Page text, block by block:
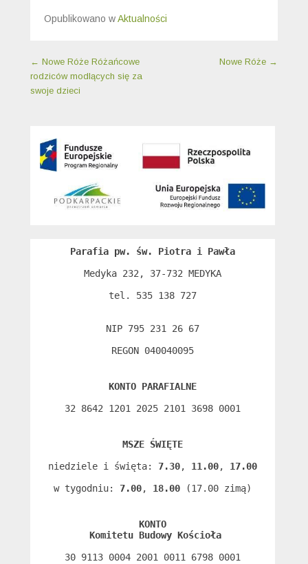
Opublikowano wAktualności
Nawigacja wpisu
← Nowe Róże Różańcowe
rodziców modlących się za
swoje dzieci
Nowe Róże →
Parafia pw. św. Piotra i Pawła
Medyka 232, 37-732 MEDYKA
tel. 535 138 727
NIP 795 231 26 67
REGON 040040095
KONTO PARAFIALNE
32 8642 1201 2025 2101 3698 0001
MSZE ŚWIĘTE
niedziele i święta: 7.30, 11.00, 17.00
w tygodniu: 7.00, 18.00 (17.00 zimą)
KONTO
Komitetu Budowy Kościoła
30 9113 0004 2001 0011 6798 0001